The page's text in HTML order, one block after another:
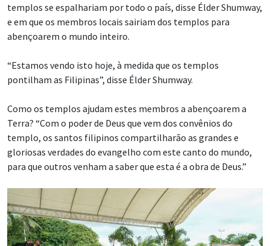
templos se espalhariam por todo o país, disse Élder Shumway,
e em que os membros locais sairiam dos templos para
abençoarem o mundo inteiro.
“Estamos vendo isto hoje, à medida que os templos
pontilham as Filipinas”, disse Élder Shumway.
Como os templos ajudam estes membros a abençoarem a
Terra? “Com o poder de Deus que vem dos convênios do
templo, os santos filipinos compartilharão as grandes e
gloriosas verdades do evangelho com este canto do mundo,
para que outros venham a saber que esta é a obra de Deus.”